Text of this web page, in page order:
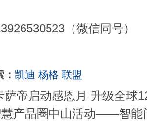
（微信同号）
凯迪 杨格 联盟
萨帝启动感恩月 升级全球
产品圈中山活动——智能